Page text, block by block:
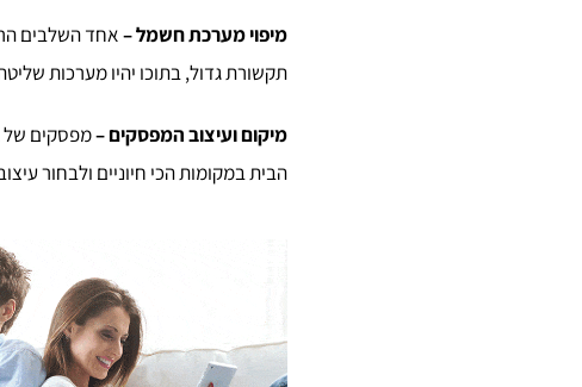
מיפוי מערכת חשמל–אחד השלבים
תקשורת גדול, בתוכו יהיו מערכות
מיקום ועיצוב המפסקים–מפסקים של
הבית במקומות הכי חיוניים ולבחור